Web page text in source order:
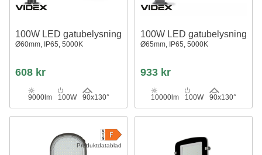
100W LED gatubelysning
Ø60mm, IP65, 5000K
608 kr
9000lm 100W 90x130°
100W LED gatubelysning
Ø65mm, IP65, 5000K
933 kr
10000lm 100W 90x130°
Produktdatablad